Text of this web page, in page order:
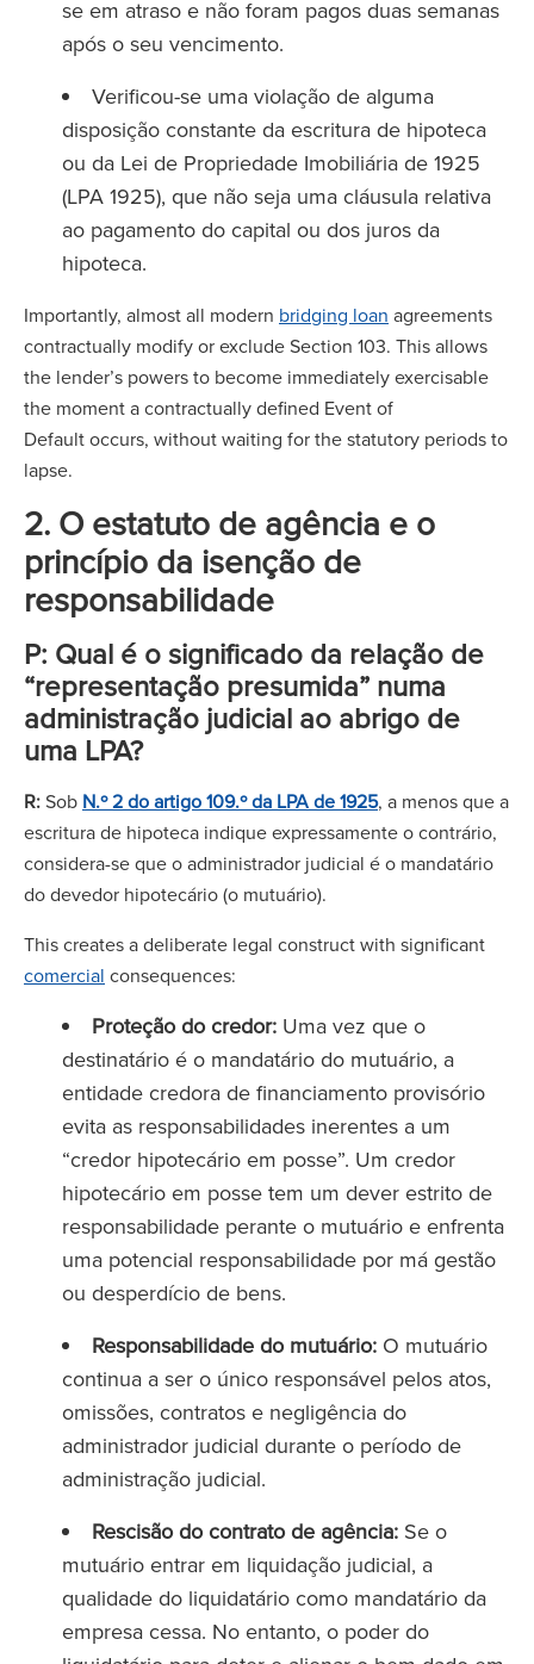
se em atraso e não foram pagos duas semanas
após o seu vencimento.
Verificou-se uma violação de alguma
disposição constante da escritura de hipoteca
ou da Lei de Propriedade Imobiliária de 1925
(LPA 1925), que não seja uma cláusula relativa
ao pagamento do capital ou dos juros da
hipoteca.
Importantly, almost all modern bridging loan agreements
contractually modify or exclude Section 103. This allows
the lender’s powers to become immediately exercisable
the moment a contractually defined Event of
Default occurs, without waiting for the statutory periods to
lapse.
2. O estatuto de agência e o
princípio da isenção de
responsabilidade
P: Qual é o significado da relação de
“representação presumida” numa
administração judicial ao abrigo de
uma LPA?
R:Sob N.º 2 do artigo 109.º da LPA de 1925, a menos que a
escritura de hipoteca indique expressamente o contrário,
considera-se que o administrador judicial é o mandatário
do devedor hipotecário (o mutuário).
This creates a deliberate legal construct with significant
comercial consequences:
Proteção do credor: Uma vez que o
destinatário é o mandatário do mutuário, a
entidade credora de financiamento provisório
evita as responsabilidades inerentes a um
“credor hipotecário em posse”. Um credor
hipotecário em posse tem um dever estrito de
responsabilidade perante o mutuário e enfrenta
uma potencial responsabilidade por má gestão
ou desperdício de bens.
Responsabilidade do mutuário: O mutuário
continua a ser o único responsável pelos atos,
omissões, contratos e negligência do
administrador judicial durante o período de
administração judicial.
Rescisão do contrato de agência: Se o
mutuário entrar em liquidação judicial, a
qualidade do liquidatário como mandatário da
empresa cessa. No entanto, o poder do